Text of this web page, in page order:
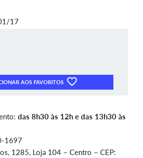
17
AOS FAVORITOS
das 8h30 às 12h e das 13h30 às
1697
1285, Loja 104 – Centro – CEP: